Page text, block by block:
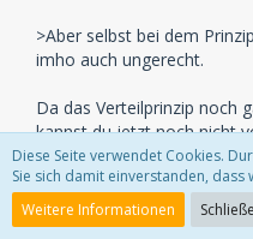
>Aber selbst bei dem
imho auch ungerecht.
Da das Verteilprinzip noch
kannst du jetzt noch nicht
auch genügend Künstler,
die Praktiken der GEMA
>Hallo, wirst du gezwungen
Diese Seite verwendet Cookies.
Sie sich damit einverstanden, dass
Weitere Informationen